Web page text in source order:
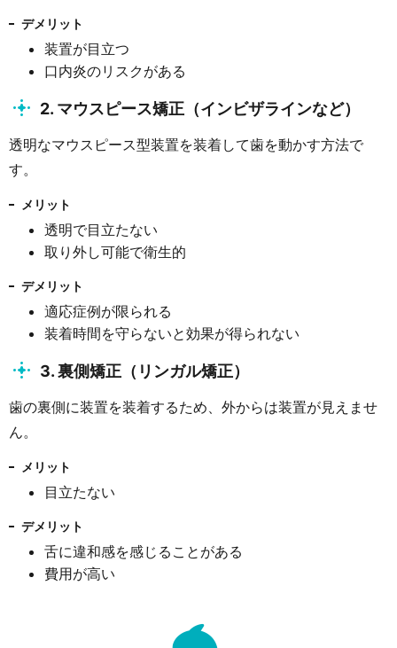
デメリット
装置が目立つ
口内炎のリスクがある
2. マウスピース矯正（インビザラインなど）
透明なマウスピース型装置を装着して歯を動かす方法で
す。
メリット
透明で目立たない
取り外し可能で衛生的
デメリット
適応症例が限られる
装着時間を守らないと効果が得られない
3. 裏側矯正（リンガル矯正）
歯の裏側に装置を装着するため、外からは装置が見えませ
ん。
メリット
目立たない
デメリット
舌に違和感を感じることがある
費用が高い